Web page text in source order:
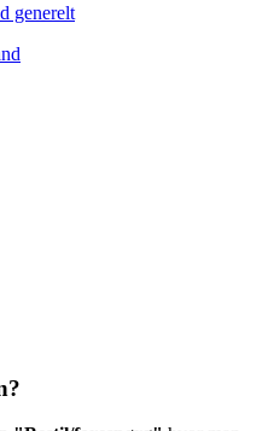
generelt